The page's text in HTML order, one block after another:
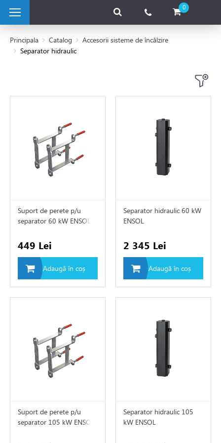
pe gaz
de caldura
de aer conditionat
0
Principala Catalog
Accesorii sisteme de încălzire
Separator hidraulic
Suport de perete p/u
separator 60 kW ENSOL
449 Lei
Adaugă în coș
Separator hidraulic 60 kW
ENSOL
2 345 Lei
Adaugă în coș
Suport de perete p/u
separator 105 kW ENSOL
Separator hidraulic 105
kW ENSOL